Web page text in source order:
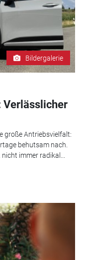
Bildergalerie
Verlässlicher
große Antriebsvielfalt:
behutsam nach.
immer radikal...